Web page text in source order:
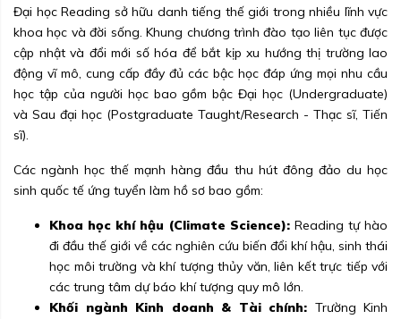
Đại học Reading sở hữu danh tiếng thế giới trong nhiều lĩnh vực
khoa học và đời sống. Khung chương trình đào tạo liên tục được
cập nhật và đổi mới số hóa để bắt kịp xu hướng thị trường lao
động vĩ mô, cung cấp đầy đủ các bậc học đáp ứng mọi nhu cầu
học tập của người học bao gồm bậc Đại học (Undergraduate)
và Sau đại học (Postgraduate Taught/Research - Thạc sĩ, Tiến
sĩ).
Các ngành học thế mạnh hàng đầu thu hút đông đảo du học
sinh quốc tế ứng tuyển làm hồ sơ bao gồm:
Khoa học khí hậu (Climate Science):Reading tự hào
đi đầu thế giới về các nghiên cứu biến đổi khí hậu, sinh thái
học môi trường và khí tượng thủy văn, liên kết trực tiếp với
các trung tâm dự báo khí tượng quy mô lớn.
Khối ngành Kinh doanh & Tài chính: Trường Kinh